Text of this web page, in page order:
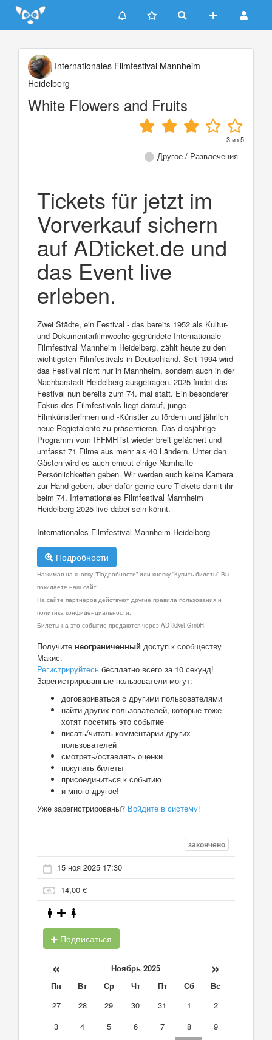
Update cookies preferences
Internationales Filmfestival Mannheim
Heidelberg
White Flowers and Fruits
3из5
Другое / Развлечения
Tickets für jetzt im
Vorverkauf sichern
auf ADticket.de und
das Event live
erleben.
Zwei Städte, ein Festival - das bereits 1952 als Kultur-
und Dokumentarfilmwoche gegründete Internationale
Filmfestival Mannheim Heidelberg, zählt heute zu den
wichtigsten Filmfestivals in Deutschland. Seit 1994 wird
das Festival nicht nur in Mannheim, sondern auch in der
Nachbarstadt Heidelberg ausgetragen. 2025 findet das
Festival nun bereits zum 74. mal statt. Ein besonderer
Fokus des Filmfestivals liegt darauf, junge
Filmkünstlerinnen und -Künstler zu fördern und jährlich
neue Regietalente zu präsentieren. Das diesjährige
Programm vom IFFMH ist wieder breit gefächert und
umfasst 71 Filme aus mehr als 40 Ländern. Unter den
Gästen wird es auch erneut einige Namhafte
Persönlichkeiten geben. Wir werden euch keine Kamera
zur Hand geben, aber dafür gerne eure Tickets damit ihr
beim 74. Internationales Filmfestival Mannheim
Heidelberg 2025 live dabei sein könnt.
Internationales Filmfestival Mannheim Heidelberg
Подробности
Нажимая на кнопку "Подробности" или кнопку "Купить билеты" Вы
покидаете наш сайт.
На сайте партнеров действуют другие правила пользования и
политика конфиденциальности.
Билеты на это событие продаются через AD ticket GmbH.
Получите неограниченный доступ к сообществу
Макис.
Регистрируйтесь бесплатно всего за 10 секунд!
Зарегистрированные пользователи могут:
договариваться с другими пользователями
найти других пользователей, которые тоже
хотят посетить это событие
писать/читать комментарии других
пользователей
смотреть/оставлять оценки
покупать билеты
присоединиться к событию
и много другое!
Уже зарегистрированы? Войдите в систему!
закончено
15 ноя 2025 17:30
14,00 €
Подписаться
« Ноябрь 2025 »
Пн Вт Ср Чт Пт Сб
Вс
27
28 29 30 31 1
2
3
4 5 6 7 8
9